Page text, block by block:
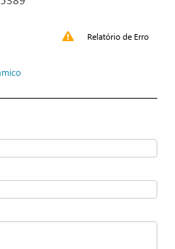
Relatório de Erro